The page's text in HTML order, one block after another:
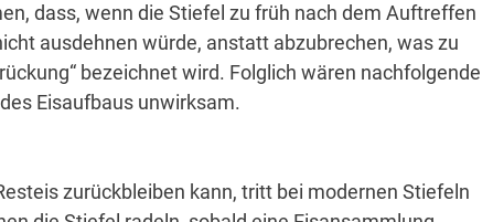
dass, wenn die Stiefel zu früh nach dem Auftreffen
ausdehnen würde, anstatt abzubrechen, was zu
bezeichnet wird. Folglich wären nachfolgende
Eisaufbaus unwirksam.
zurückbleiben kann, tritt bei modernen Stiefeln